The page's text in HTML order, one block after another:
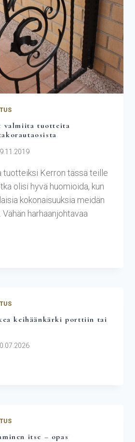
valmiita tuotteita
tuotteiksi Kerron tässä teille
olisi hyvä huomioida, kun
kokonaisuuksia meidän
harhaanjohtavaa
keihäänkärki porttiin tai
itse – opas